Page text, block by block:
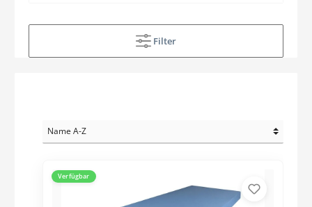
Filter
Verfügbar